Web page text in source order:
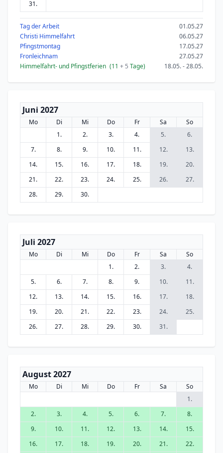
31.
Tag der Arbeit
01.05.27
Christi Himmelfahrt
06.05.27
Pfingstmontag
17.05.27
Fronleichnam
27.05.27
Himmelfahrt- und Pfingstferien (11 + 5 Tage) 18.05. - 28.05.
Juni 2027
Mo Di Mi Do Fr Sa
So
1.
2. 3. 4. 5.
6.
7.
8. 9. 10. 11. 12.
13.
14.
15. 16. 17. 18. 19.
20.
21.
22. 23. 24. 25. 26.
27.
28.
29. 30.
Juli 2027
Mo Di Mi Do Fr Sa
So
1.
2. 3.
4.
5.
6. 7. 8. 9. 10.
11.
12.
13. 14. 15. 16. 17.
18.
19.
20. 21. 22. 23. 24.
25.
26.
27. 28. 29. 30. 31.
August 2027
Mo Di Mi Do Fr Sa
So
1.
2.
3. 4. 5. 6. 7.
8.
9.
10. 11. 12. 13. 14.
15.
16.
17. 18. 19. 20. 21.
22.